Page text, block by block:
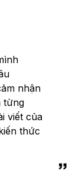
nhận
từng
viết của
thức